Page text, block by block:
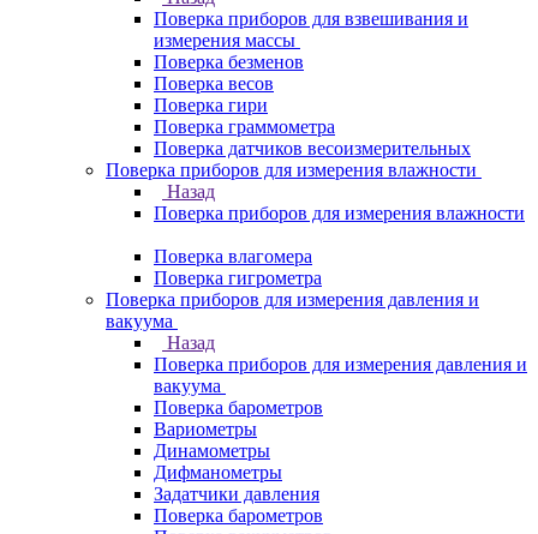
Поверка приборов для взвешивания и
измерения массы
Поверка безменов
Поверка весов
Поверка гири
Поверка граммометра
Поверка датчиков весоизмерительных
Поверка приборов для измерения влажности
Назад
Поверка приборов для измерения влажности
Поверка влагомера
Поверка гигрометра
Поверка приборов для измерения давления и
вакуума
Назад
Поверка приборов для измерения давления и
вакуума
Поверка барометров
Вариометры
Динамометры
Дифманометры
Задатчики давления
Поверка барометров